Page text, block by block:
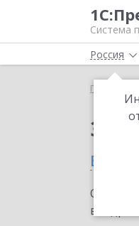
Система
Россия
Главная
в